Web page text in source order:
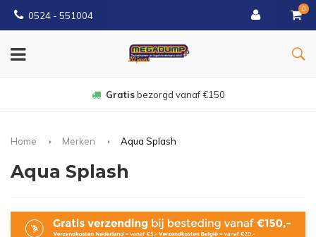
0524 - 551004
0
Gratisbezorgd vanaf €150
Home Merken Aqua Splash
Aqua Splash